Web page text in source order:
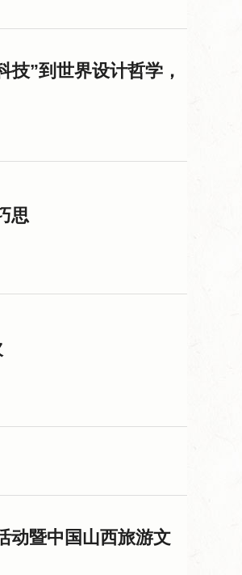
技”到世界设计哲学，
思
动暨中国山西旅游文